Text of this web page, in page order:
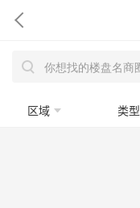
区域 类型